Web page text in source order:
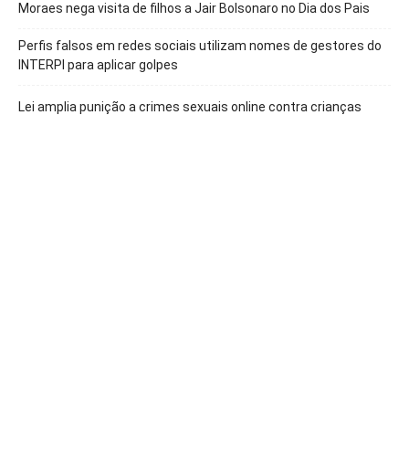
Moraes nega visita de filhos a Jair Bolsonaro no Dia dos Pais
Perfis falsos em redes sociais utilizam nomes de gestores do
INTERPI para aplicar golpes
Lei amplia punição a crimes sexuais online contra crianças